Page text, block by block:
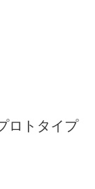
ロトタイプ